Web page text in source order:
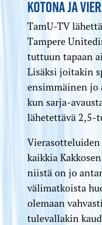
KOTONA JA
TamU-TV
Tampere
tuttuun tapaan
Lisäksi joitakin
ensimmäinen jo
kun sarja-
lähetettävä 2,5-
Vierasotteluiden
kaikkia
niistä on jo
välimatkoista
olemaan
tulevallakin